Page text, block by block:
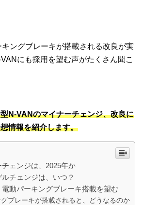
ングブレーキが搭載される改良が実
にも採用を望む声がたくさん聞こ
N-VANのマイナーチェンジ、改良に
情報を紹介します。
ェンジは、2025年か
チェンジは、いつ？
動パーキングブレーキ搭載を望む
ブレーキが搭載されると、どうなるのか